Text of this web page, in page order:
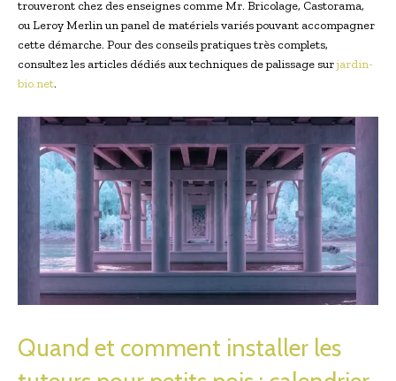
trouveront chez des enseignes comme Mr. Bricolage, Castorama,
ou Leroy Merlin un panel de matériels variés pouvant accompagner
cette démarche. Pour des conseils pratiques très complets,
consultez les articles dédiés aux techniques de palissage surjardin-
bio.net.
Quand et comment installer les